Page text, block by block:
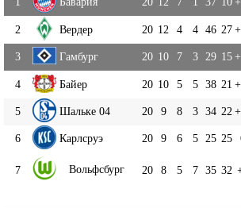
2 Вердер 20 12 4 4 46 27
3 Гамбург 20 10 7 3 29 15
4 Байер 20 10 5 5 38 21
5 Шальке 04 20 9 8 3 34 22
6 Карлсруэ 20 9 6 5 25 25
7 Вольфсбург 20 8 5 7 35 32